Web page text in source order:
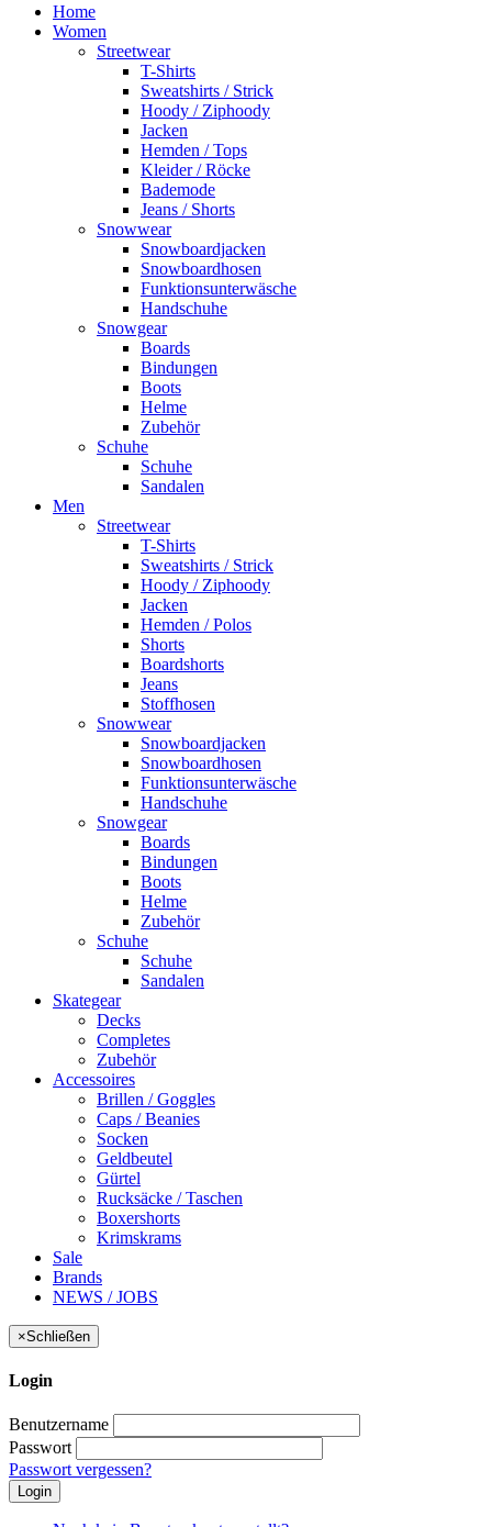
Home
Women
Streetwear
T-Shirts
Sweatshirts / Strick
Hoody / Ziphoody
Jacken
Hemden / Tops
Kleider / Röcke
Bademode
Jeans / Shorts
Snowwear
Snowboardjacken
Snowboardhosen
Funktionsunterwäsche
Handschuhe
Snowgear
Boards
Bindungen
Boots
Helme
Zubehör
Schuhe
Schuhe
Sandalen
Men
Streetwear
T-Shirts
Sweatshirts / Strick
Hoody / Ziphoody
Jacken
Hemden / Polos
Shorts
Boardshorts
Jeans
Stoffhosen
Snowwear
Snowboardjacken
Snowboardhosen
Funktionsunterwäsche
Handschuhe
Snowgear
Boards
Bindungen
Boots
Helme
Zubehör
Schuhe
Schuhe
Sandalen
Skategear
Decks
Completes
Zubehör
Accessoires
Brillen / Goggles
Caps / Beanies
Socken
Geldbeutel
Gürtel
Rucksäcke / Taschen
Boxershorts
Krimskrams
Sale
Brands
NEWS / JOBS
×Schließen
Login
Benutzername
Passwort
Passwort vergessen?
Login